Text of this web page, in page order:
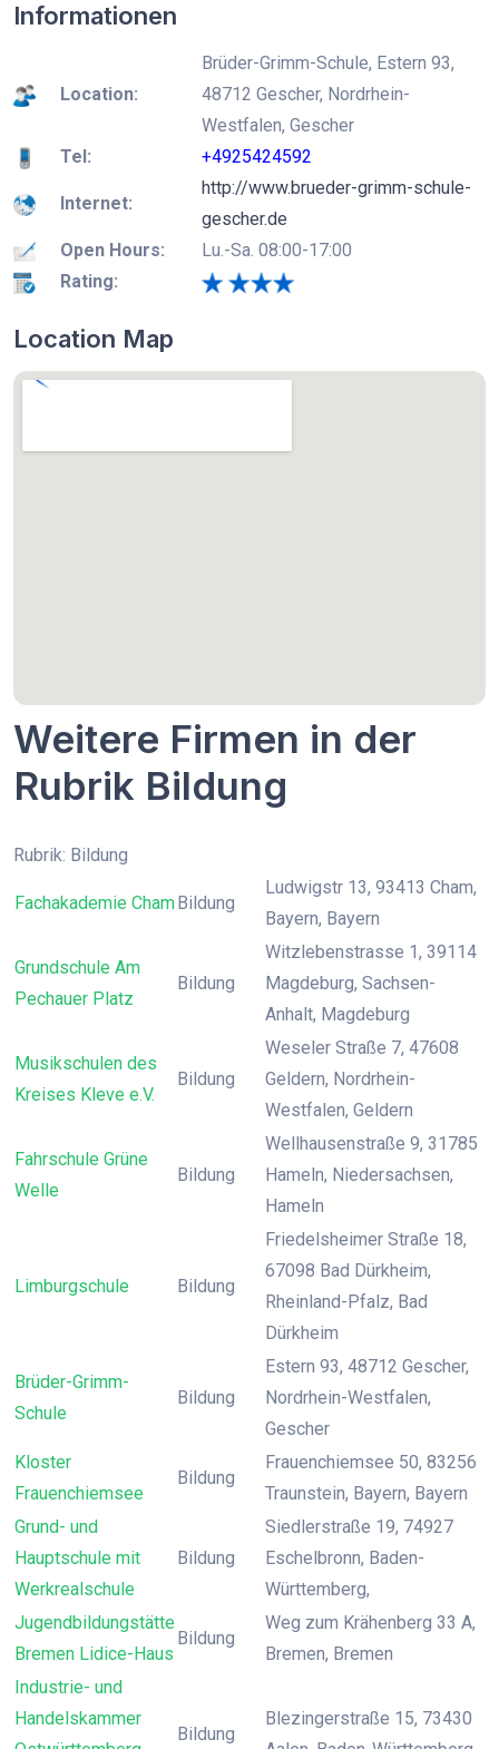
Informationen
Location:
Brüder-Grimm-Schule, Estern 93,
48712 Gescher, Nordrhein-
Westfalen, Gescher
Tel:
+4925424592
Internet:
http://www.brueder-grimm-schule-
gescher.de
Open Hours:
Lu.-Sa. 08:00-17:00
Rating:
Location Map
Weitere Firmen in der
Rubrik Bildung
Rubrik: Bildung
Fachakademie ChamBildung
Ludwigstr 13, 93413 Cham,
Bayern, Bayern
Grundschule Am
Pechauer Platz
Bildung
Witzlebenstrasse 1, 39114
Magdeburg, Sachsen-
Anhalt, Magdeburg
Musikschulen des
Kreises Kleve e.V.
Bildung
Weseler Straße 7, 47608
Geldern, Nordrhein-
Westfalen, Geldern
Fahrschule Grüne
Welle
Bildung
Wellhausenstraße 9, 31785
Hameln, Niedersachsen,
Hameln
Limburgschule Bildung
Friedelsheimer Straße 18,
67098 Bad Dürkheim,
Rheinland-Pfalz, Bad
Dürkheim
Brüder-Grimm-
Schule
Bildung
Estern 93, 48712 Gescher,
Nordrhein-Westfalen,
Gescher
Kloster
Frauenchiemsee
Bildung
Frauenchiemsee 50, 83256
Traunstein, Bayern, Bayern
Grund- und
Hauptschule mit
Werkrealschule
Bildung
Siedlerstraße 19, 74927
Eschelbronn, Baden-
Württemberg,
Jugendbildungstätte
Bremen Lidice-Haus
Bildung
Weg zum Krähenberg 33 A,
Bremen, Bremen
Industrie- und
Handelskammer
Bildung
Blezingerstraße 15, 73430